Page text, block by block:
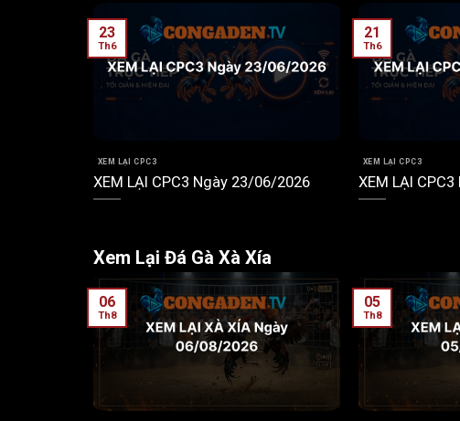
XEM LẠI CPC3
XEM LẠI CPC3 Ngày 23/06/2026
23
Th6
XEM LẠI CPC3
XEM LẠI
21
Th6
Xem Lại Đá Gà Xà Xía
06
Th8
05
Th8